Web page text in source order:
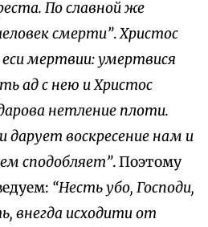
По славной же
смерти”.Христос
еси мертвии: умертвися
ад с нею и Христос
нетление плоти.
дарует воскресение нам и
сподобляет”. Поэтому
“Несть убо, Господи,
внегда исходити от